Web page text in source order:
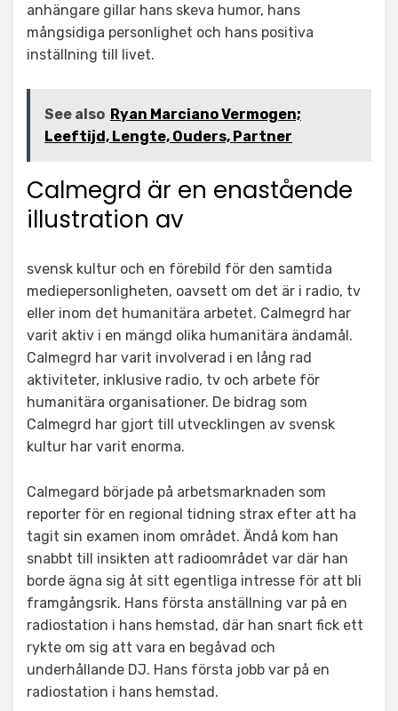
anhängare gillar hans skeva humor, hans
mångsidiga personlighet och hans positiva
inställning till livet.
See also Ryan Marciano Vermogen;
Leeftijd, Lengte, Ouders, Partner
Calmegrd är en enastående
illustration av
svensk kultur och en förebild för den samtida
mediepersonligheten, oavsett om det är i radio, tv
eller inom det humanitära arbetet. Calmegrd har
varit aktiv i en mängd olika humanitära ändamål.
Calmegrd har varit involverad i en lång rad
aktiviteter, inklusive radio, tv och arbete för
humanitära organisationer. De bidrag som
Calmegrd har gjort till utvecklingen av svensk
kultur har varit enorma.
Calmegard började på arbetsmarknaden som
reporter för en regional tidning strax efter att ha
tagit sin examen inom området. Ändå kom han
snabbt till insikten att radioområdet var där han
borde ägna sig åt sitt egentliga intresse för att bli
framgångsrik. Hans första anställning var på en
radiostation i hans hemstad, där han snart fick ett
rykte om sig att vara en begåvad och
underhållande DJ. Hans första jobb var på en
radiostation i hans hemstad.